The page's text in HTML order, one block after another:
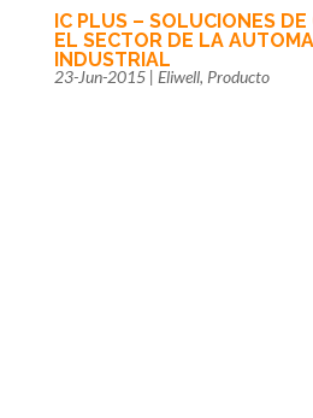
IC PLUS – SOLUCIONES
EL SECTOR DE LA
INDUSTRIAL
23-Jun-2015| Eliwell, Producto